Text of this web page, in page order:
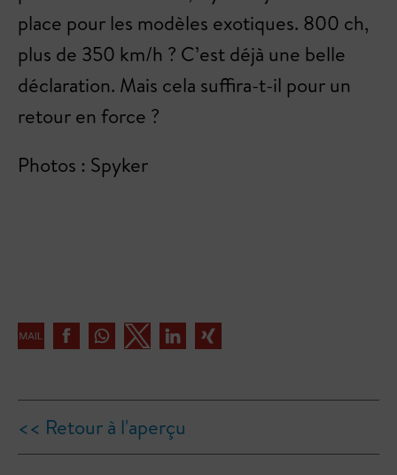
place pour les modèles exotiques. 800 ch,
plus de 350 km/h ? C’est déjà une belle
déclaration. Mais cela suffira-t-il pour un
retour en force ?
Photos : Spyker
<< Retour à l'aperçu